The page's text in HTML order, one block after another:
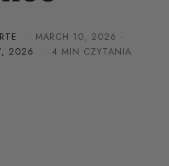
· MARCH 10, 2026 ·
2026 · 4 MIN CZYTANIA